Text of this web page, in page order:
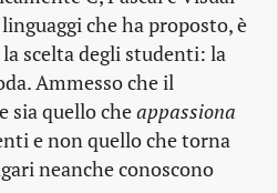
che ha proposto, è
la scelta degli studenti: la
Ammesso che il
sia quello cheappassiona
e non quello che torna
neanche conoscono